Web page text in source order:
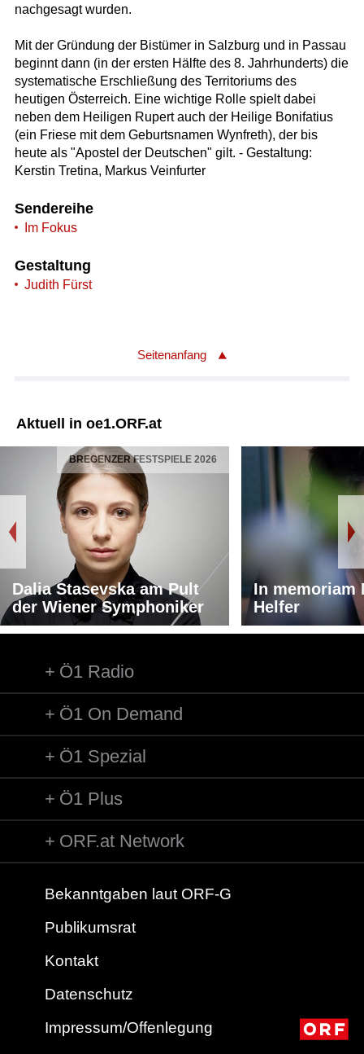
nachgesagt wurden.
Mit der Gründung der Bistümer in Salzburg und in Passau
beginnt dann (in der ersten Hälfte des 8. Jahrhunderts) die
systematische Erschließung des Territoriums des
heutigen Österreich. Eine wichtige Rolle spielt dabei
neben dem Heiligen Rupert auch der Heilige Bonifatius
(ein Friese mit dem Geburtsnamen Wynfreth), der bis
heute als "Apostel der Deutschen" gilt. - Gestaltung:
Kerstin Tretina, Markus Veinfurter
Sendereihe
Im Fokus
Gestaltung
Judith Fürst
Seitenanfang
Aktuell in oe1.ORF.at
BREGENZER FESTSPIELE 2026
Dalia Stasevska am Pult
der Wiener Symphoniker
In memoriam
Helfer
Ö1 Radio
Ö1 On Demand
Ö1 Spezial
Ö1 Plus
ORF.at Network
Bekanntgaben laut ORF-G
Publikumsrat
Kontakt
Datenschutz
Impressum/Offenlegung